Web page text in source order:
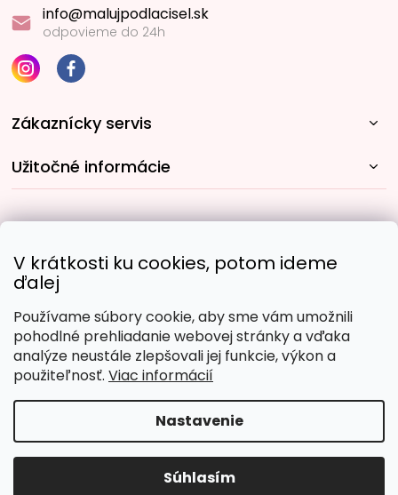
V krátkosti ku cookies, potom ideme
ďalej
Používame súbory cookie, aby sme vám umožnili
pohodlné prehliadanie webovej stránky a vďaka
analýze neustále zlepšovali jej funkcie, výkon a
použiteľnosť. Viac informácií
Nastavenie
Súhlasím
info@malujpodlacisel.sk
odpovieme do 24h
Zákaznícky servis
Užitočné informácie
Obľúbené spôsoby platby:
Copyright 2026Malujpodlacisel.sk. Všetky práva
vyhradené.Upraviť nastavenie cookies